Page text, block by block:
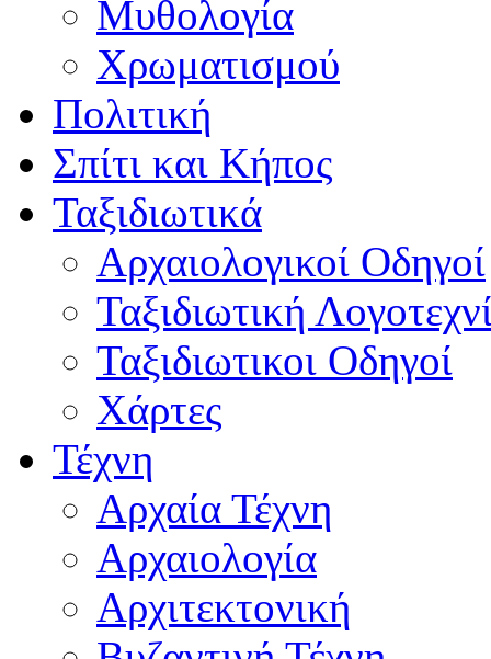
Μυθολογία
Χρωματισμού
Πολιτική
Σπίτι και Κήπος
Ταξιδιωτικά
Αρχαιολογικοί Οδηγοί
Ταξιδιωτική
Ταξιδιωτικοι Οδηγοί
Χάρτες
Τέχνη
Αρχαία Τέχνη
Αρχαιολογία
Αρχιτεκτονική